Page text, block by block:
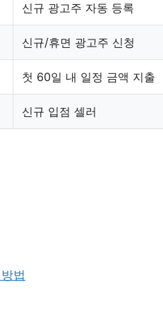
신규 광고주 자동 등록
신규/휴면 광고주 신청
첫 60일 내 일정 금액 지출
신규 입점 셀러
법